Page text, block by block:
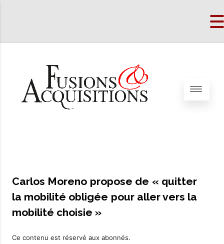
Carlos Moreno propose de « quitter
la mobilité obligée pour aller vers la
mobilité choisie »
Ce contenu est réservé aux abonnés.